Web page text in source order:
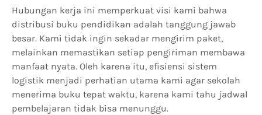
Hubungan kerja ini memperkuat visi kami bahwa
distribusi buku pendidikan adalah tanggung jawab
besar. Kami tidak ingin sekadar mengirim paket,
melainkan memastikan setiap pengiriman membawa
manfaat nyata. Oleh karena itu, efisiensi sistem
logistik menjadi perhatian utama kami agar sekolah
menerima buku tepat waktu, karena kami tahu jadwal
pembelajaran tidak bisa menunggu.